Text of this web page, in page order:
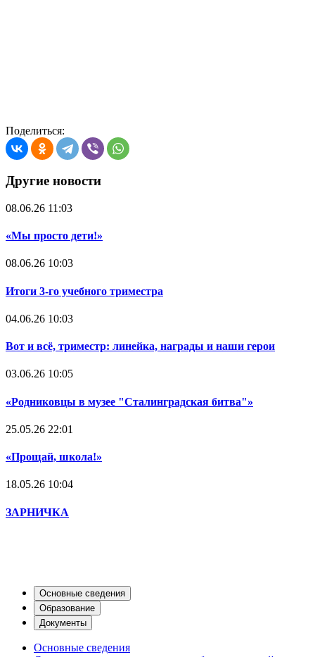
Поделиться:
Другие новости
08.06.26 11:03
«Мы просто дети!»
08.06.26 10:03
Итоги 3-го учебного триместра
04.06.26 10:03
Вот и всё, триместр: линейка, награды и наши герои
03.06.26 10:05
«Родниковцы в музее "Сталинградская битва"»
25.05.26 22:01
«Прощай, школа!»
18.05.26 10:04
ЗАРНИЧКА
Основные сведения
Образование
Документы
Основные сведения